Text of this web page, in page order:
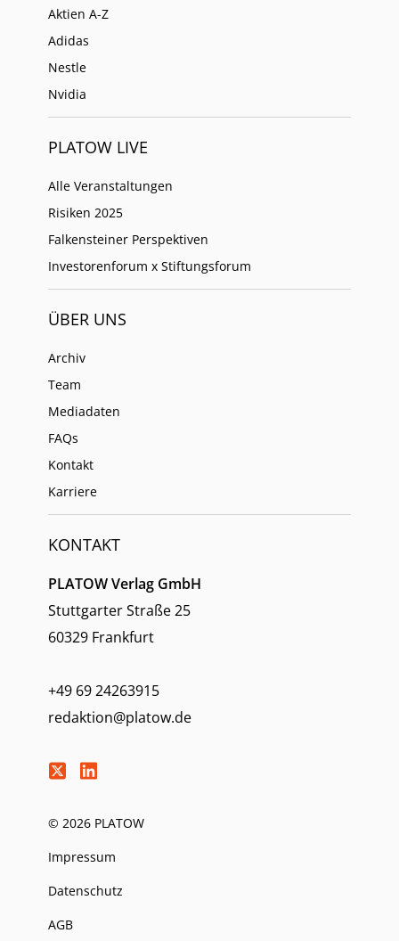
Aktien A-Z
Adidas
Nestle
Nvidia
PLATOW LIVE
Alle Veranstaltungen
Risiken 2025
Falkensteiner Perspektiven
Investorenforum x Stiftungsforum
ÜBER UNS
Archiv
Team
Mediadaten
FAQs
Kontakt
Karriere
KONTAKT
PLATOW Verlag GmbH
Stuttgarter Straße 25
60329 Frankfurt
+49 69 24263915
redaktion@platow.de
© 2026 PLATOW
Impressum
Datenschutz
AGB